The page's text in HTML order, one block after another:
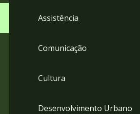
Assistência
Comunicação
Cultura
Desenvolvimento Urbano